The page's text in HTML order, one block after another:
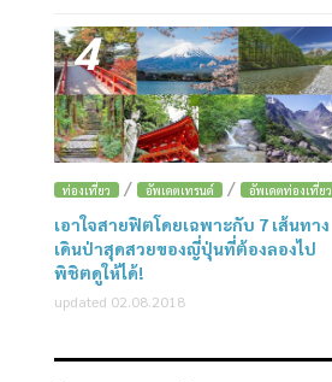
4
ท่องเที่ยว / อัพเดตเทรนด์ / อัพเดตท่องเที่ยว
เอาใจสายฟิตโดยเฉพาะกับ 7 เส้นทาง
เดินป่าสุดสวยของญี่ปุ่นที่ต้องลองไป
พิชิตดูให้ได้!
updated 02.08.2018